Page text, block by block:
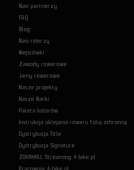
Nasi partnerzy
F&Q
Blog
Nasi riderzy
Miejscówki
Zawody rowerowe
Jamy rowerowe
Nasze projekty
Nasze Marki
Paleta kolorów
Instrukcja oklejania roweru folią ochronną
Dystrybucja Title
Dystrybucja Signature
ZOKAHALL Streaming 4-bike.pl